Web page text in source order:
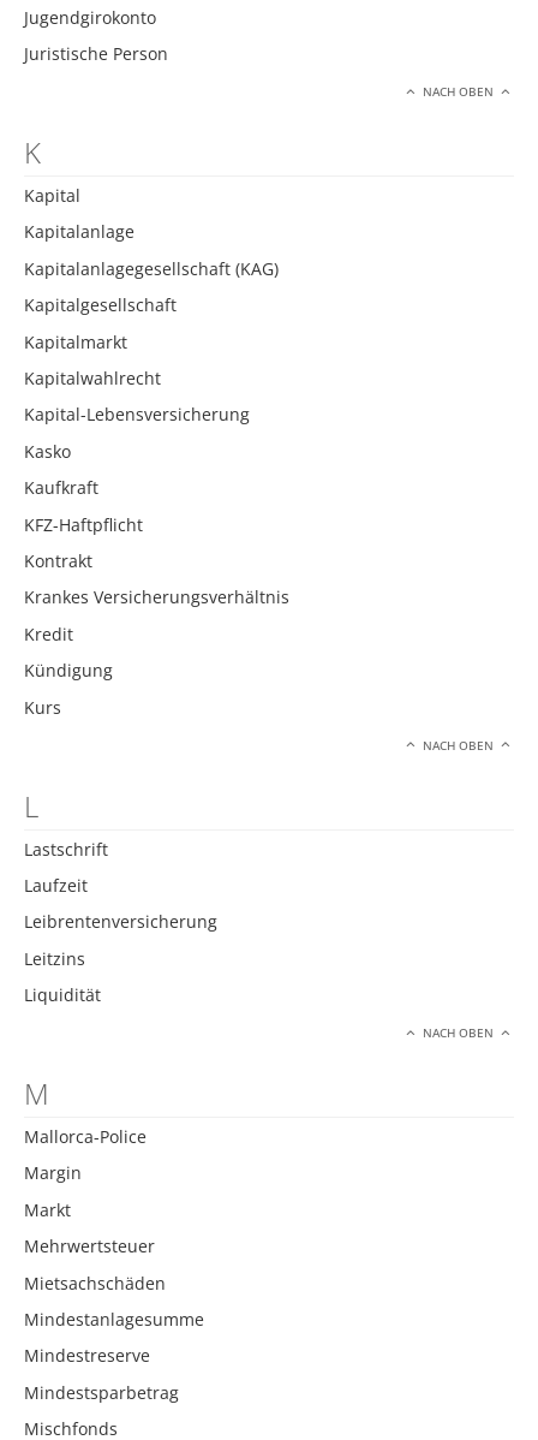
Jugendgirokonto
Juristische Person
NACH OBEN
K
Kapital
Kapitalanlage
Kapitalanlagegesellschaft (KAG)
Kapitalgesellschaft
Kapitalmarkt
Kapitalwahlrecht
Kapital-Lebensversicherung
Kasko
Kaufkraft
KFZ-Haftpflicht
Kontrakt
Krankes Versicherungsverhältnis
Kredit
Kündigung
Kurs
NACH OBEN
L
Lastschrift
Laufzeit
Leibrentenversicherung
Leitzins
Liquidität
NACH OBEN
M
Mallorca-Police
Margin
Markt
Mehrwertsteuer
Mietsachschäden
Mindestanlagesumme
Mindestreserve
Mindestsparbetrag
Mischfonds